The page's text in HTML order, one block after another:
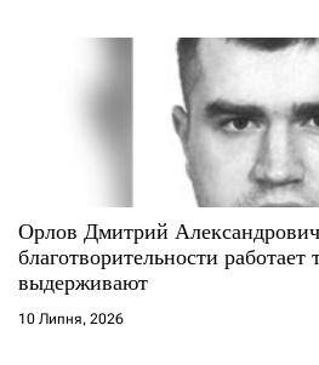
Орлов Дмитрий
благотворительности работает
выдерживают
10 Липня, 2026